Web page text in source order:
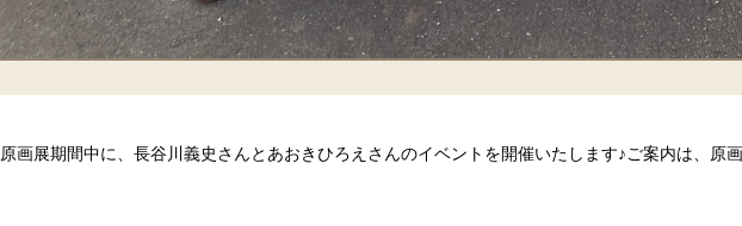
原画展期間中に、長谷川義史さんとあおきひろえさんのイベントを開催いたします♪ご案内は、原